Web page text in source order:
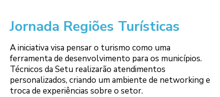
Jornada Regiões Turísticas
A iniciativa visa pensar o turismo como uma
ferramenta de desenvolvimento para os municípios.
Técnicos da Setu realizarão atendimentos
personalizados, criando um ambiente de networking e
troca de experiências sobre o setor.